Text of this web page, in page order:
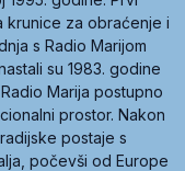
krunice za obraćenje i
s Radio Marijom
su 1983. godine
Marija postupno
prostor. Nakon
postaje s
počevši od Europe